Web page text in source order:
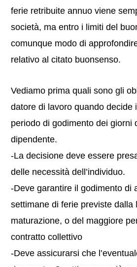
ferie retribuite annuo viene
società, ma entro i limiti del
comunque modo di
relativo al citato buonsenso.
Vediamo prima quali sono gli
datore di lavoro quando decide
periodo di godimento dei giorni
dipendente.
-La decisione deve essere
delle necessità dell’individuo.
-Deve garantire il godimento di
settimane di ferie previste dalla
maturazione, o del maggiore
contratto collettivo
-Deve assicurarsi che